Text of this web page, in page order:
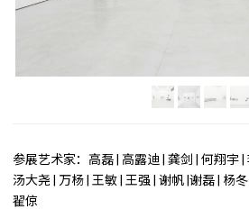
参展艺术家：高磊 | 高露迪 | 龚剑 | 何翔宇 |
汤大尧 | 万杨 | 王敏 | 王强 | 谢帆 |谢磊 | 杨冬
翟倞